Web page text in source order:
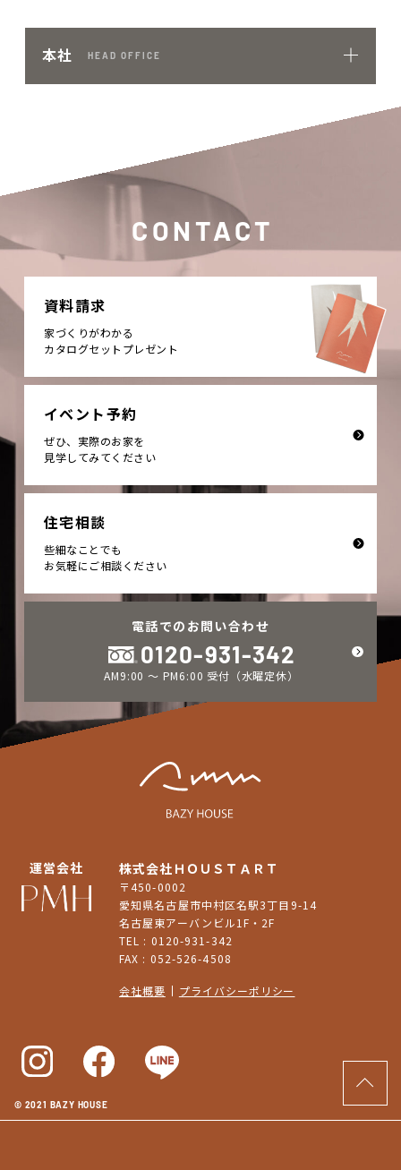
本社 HEAD OFFICE
CONTACT
資料請求
家づくりがわかる
カタログセットプレゼント
イベント予約
ぜひ、実際のお家を
見学してみてください
住宅相談
些細なことでも
お気軽にご相談ください
電話でのお問い合わせ
0120-931-342
AM9:00 ～ PM6:00 受付（水曜定休）
運営会社 株式会社ＨＯＵＳＴＡＲＴ
〒450-0002
愛知県名古屋市中村区名駅3丁目9-14
名古屋東アーバンビル1F・2F
TEL : 0120-931-342
FAX : 052-526-4508
会社概要 プライバシーポリシー
© 2021 BAZY HOUSE